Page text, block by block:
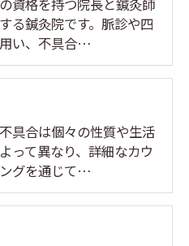
資格を持つ院長と鍼灸師
る鍼灸院です。脈診や四
い、不具合…
具合は個々の性質や生活
って異なり、詳細なカウ
グを通じて…